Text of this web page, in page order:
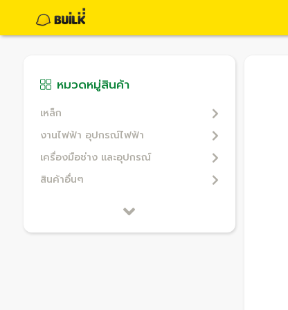
หมวดหมู่สินค้า
เหล็ก
งานไฟฟ้า อุปกรณ์ไฟฟ้า
เครื่องมือช่าง และอุปกรณ์
สินค้าอื่นๆ